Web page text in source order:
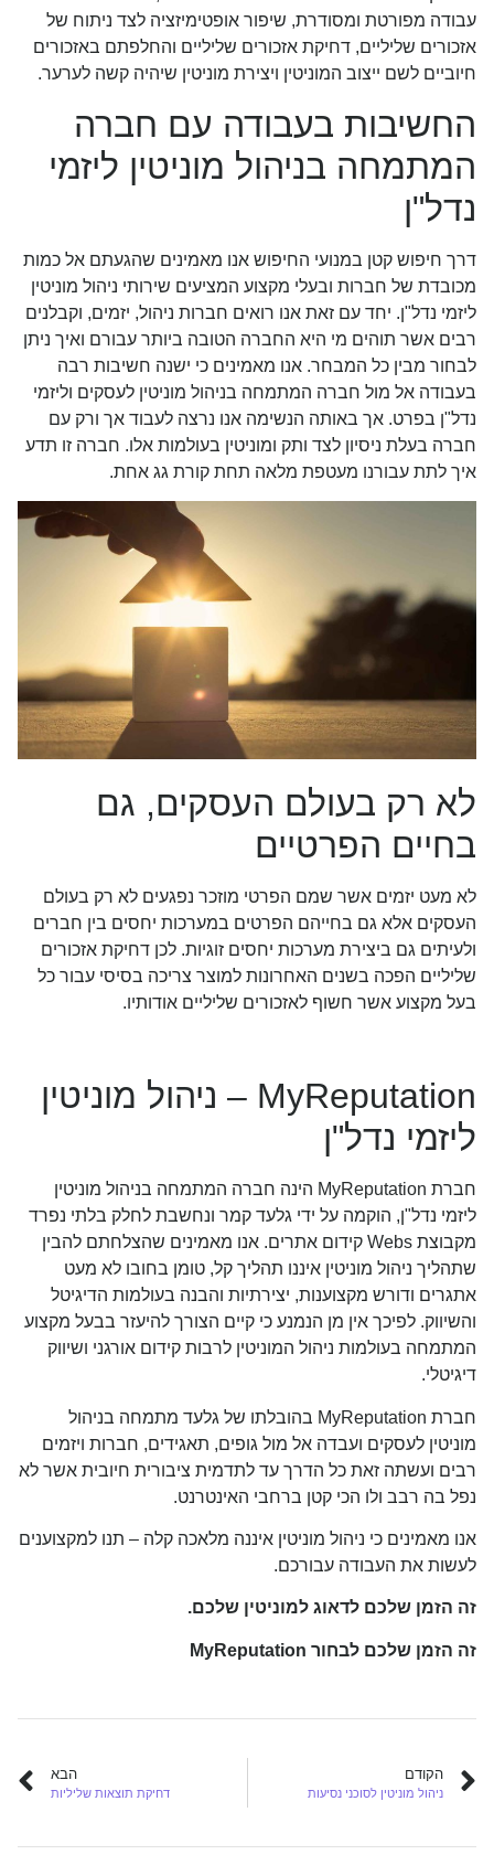
עבודה מפורטת ומסודרת, שיפור אופטימיזציה לצד ניתוח של
אזכורים שליליים, דחיקת אזכורים שליליים והחלפתם באזכורים
חיוביים לשם ייצוב המוניטין ויצירת מוניטין שיהיה קשה לערער.
החשיבות בעבודה עם חברה
המתמחה בניהול מוניטין ליזמי
נדל"ן
דרך חיפוש קטן במנועי החיפוש אנו מאמינים שהגעתם אל כמות
מכובדת של חברות ובעלי מקצוע המציעים שירותי ניהול מוניטין
ליזמי נדל"ן. יחד עם זאת אנו רואים חברות ניהול, יזמים, וקבלנים
רבים אשר תוהים מי היא החברה הטובה ביותר עבורם ואיך ניתן
לבחור מבין כל המבחר. אנו מאמינים כי ישנה חשיבות רבה
בעבודה אל מול חברה המתמחה בניהול מוניטין לעסקים וליזמי
נדל"ן בפרט. אך באותה הנשימה אנו נרצה לעבוד אך ורק עם
חברה בעלת ניסיון לצד ותק ומוניטין בעולמות אלו. חברה זו תדע
איך לתת עבורנו מעטפת מלאה תחת קורת גג אחת.
לא רק בעולם העסקים, גם
בחיים הפרטיים
לא מעט יזמים אשר שמם הפרטי מוזכר נפגעים לא רק בעולם
העסקים אלא גם בחייהם הפרטים במערכות יחסים בין חברים
ולעיתים גם ביצירת מערכות יחסים זוגיות. לכן דחיקת אזכורים
שליליים הפכה בשנים האחרונות למוצר צריכה בסיסי עבור כל
בעל מקצוע אשר חשוף לאזכורים שליליים אודותיו.
MyReputation – ניהול מוניטין
ליזמי נדל"ן
חברת MyReputation הינה חברה המתמחה בניהול מוניטין
ליזמי נדל"ן, הוקמה על ידי גלעד קמר ונחשבת לחלק בלתי נפרד
מקבוצת Webs קידום אתרים. אנו מאמינים שהצלחתם להבין
שתהליך ניהול מוניטין איננו תהליך קל, טומן בחובו לא מעט
אתגרים ודורש מקצוענות, יצירתיות והבנה בעולמות הדיגיטל
והשיווק. לפיכך אין מן הנמנע כי קיים הצורך להיעזר בבעל מקצוע
המתמחה בעולמות ניהול המוניטין לרבות קידום אורגני ושיווק
דיגיטלי.
חברת MyReputation בהובלתו של גלעד מתמחה ב
ניהול
מוניטין לעסקים ועבדה אל מול גופים, תאגידים, חברות ויזמים
רבים ועשתה זאת כל הדרך עד לתדמית ציבורית חיובית אשר לא
נפל בה רבב ולו הכי קטן ברחבי האינטרנט.
אנו מאמינים כי ניהול מוניטין איננה מלאכה קלה – תנו למקצוענים
לעשות את העבודה עבורכם.
זה הזמן שלכם לדאוג למוניטין שלכם.
זה הזמן שלכם לבחור MyReputation
הקודם
ניהול מוניטין לסוכני נסיעות
הבא
דחיקת תוצאות שליליות